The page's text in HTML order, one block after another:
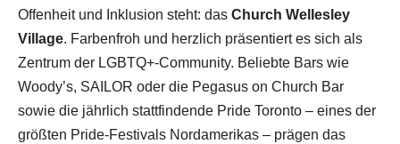
Offenheit und Inklusion steht: das Church Wellesley
Village. Farbenfroh und herzlich präsentiert es sich als
Zentrum der LGBTQ+-Community. Beliebte Bars wie
Woody’s, SAILOR oder die Pegasus on Church Bar
sowie die jährlich stattfindende Pride Toronto – eines der
größten Pride-Festivals Nordamerikas – prägen das